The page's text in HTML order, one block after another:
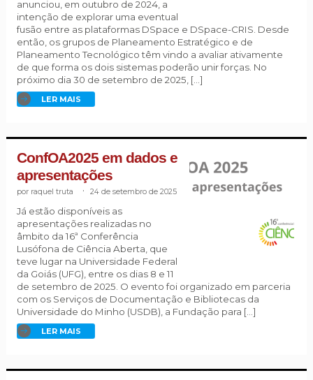
anunciou, em outubro de 2024, a
intenção de explorar uma eventual
fusão entre as plataformas DSpace e DSpace-CRIS. Desde
então, os grupos de Planeamento Estratégico e de
Planeamento Tecnológico têm vindo a avaliar ativamente
de que forma os dois sistemas poderão unir forças. No
próximo dia 30 de setembro de 2025, […]
LER MAIS
ConfOA2025 em dados e
apresentações
raquel truta 24 de setembro de 2025
Já estão disponíveis as
apresentações realizadas no
âmbito da 16ª Conferência
Lusófona de Ciência Aberta, que
teve lugar na Universidade Federal
da Goiás (UFG), entre os dias 8 e 11
de setembro de 2025. O evento foi organizado em parceria
com os Serviços de Documentação e Bibliotecas da
Universidade do Minho (USDB), a Fundação para […]
LER MAIS